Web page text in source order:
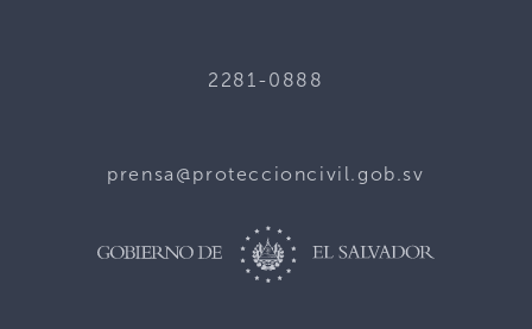
2281-0888
prensa@proteccioncivil.gob.sv